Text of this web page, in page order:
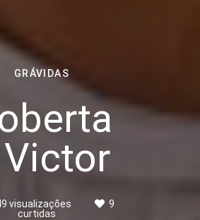
GRÁVIDAS
visualizações
9
curtidas